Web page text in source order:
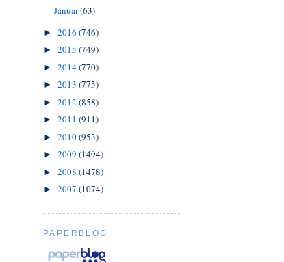
Januar(63)
► 2016 (746)
► 2015 (749)
► 2014(770)
► 2013 (775)
► 2012 (858)
► 2011 (911)
► 2010(953)
► 2009 (1494)
► 2008 (1478)
► 2007 (1074)
PAPERBLOG